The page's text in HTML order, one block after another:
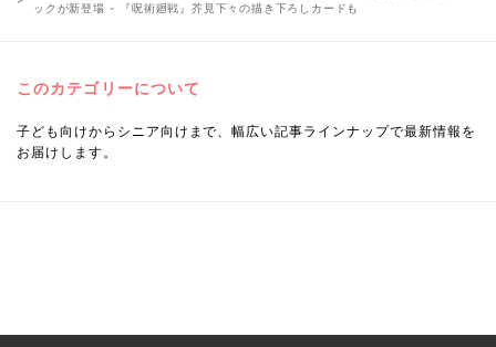
ックが新登場 - 『呪術廻戦』芥見下々の描き下ろしカードも
このカテゴリーについて
子ども向けからシニア向けまで、幅広い記事ラインナップで最新情報を
お届けします。